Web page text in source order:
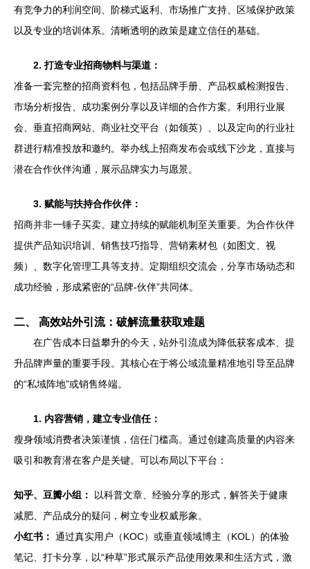
有竞争力的利润空间、阶梯式返利、市场推广支持、区域保护政策
以及专业的培训体系。清晰透明的政策是建立信任的基础。
2. 打造专业招商物料与渠道：
准备一套完整的招商资料包，包括品牌手册、产品权威检测报告、
市场分析报告、成功案例分享以及详细的合作方案。利用行业展
会、垂直招商网站、商业社交平台（如领英）、以及定向的行业社
群进行精准投放和邀约。举办线上招商发布会或线下沙龙，直接与
潜在合作伙伴沟通，展示品牌实力与愿景。
3. 赋能与扶持合作伙伴：
招商并非一锤子买卖。建立持续的赋能机制至关重要。为合作伙伴
提供产品知识培训、销售技巧指导、营销素材包（如图文、视
频）、数字化管理工具等支持。定期组织交流会，分享市场动态和
成功经验，形成紧密的“品牌-伙伴”共同体。
二、 高效站外引流：破解流量获取难题
在广告成本日益攀升的今天，站外引流成为降低获客成本、提
升品牌声量的重要手段。其核心在于将公域流量精准地引导至品牌
的“私域阵地”或销售终端。
1. 内容营销，建立专业信任：
瘦身领域消费者决策谨慎，信任门槛高。通过创建高质量的内容来
吸引和教育潜在客户是关键。可以布局以下平台：
知乎、豆瓣小组：
以科普文章、经验分享的形式，解答关于健康
减肥、产品成分的疑问，树立专业权威形象。
小红书： 通过真实用户（KOC）或垂直领域博主（KOL）的体验
笔记、打卡分享，以“种草”形式展示产品使用效果和生活方式，激